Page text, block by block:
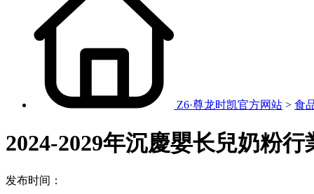
Z6·尊龙时凯官方网站 > 食
2024-2029年沉慶嬰长兒奶粉
发布时间：